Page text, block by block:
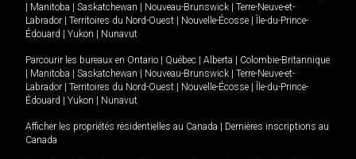
| Manitoba | Saskatchewan | Nouveau-Brunswick | Terre-Neuve-et-
Labrador | Territoires du Nord-Ouest | Nouvelle-Écosse | Île-du-Prince-
Édouard | Yukon | Nunavut
Parcourir les bureaux en Ontario | Québec | Alberta | Colombie-Britannique
| Manitoba | Saskatchewan | Nouveau-Brunswick | Terre-Neuve-et-
Labrador | Territoires du Nord-Ouest | Nouvelle-Écosse | Île-du-Prince-
Édouard | Yukon | Nunavut
Afficher les propriétés résidentielles au Canada | Dernières inscriptions au
Canada